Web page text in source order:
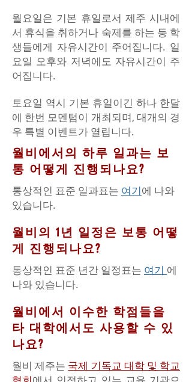
월요일은 기본 휴일로서 제주 시내에
서 휴식을 취하거나 숙제를 하는 등 학
생들에게 자유시간이 주어집니다. 일
요일 오후와 저녁에도 자유시간이 주
어집니다.
토요일 역시 기본 휴일이긴 하나 한달
에 한번 모멘텀이 개최되며, 대개의 경
우 특별 이벤트가 열립니다.
​월비에서의 하루 일과는 보
통 어떻게 진행되나요?
통상적인 표준 일과표는 여기에 나와
있습니다.
월비의 1년 일정은 보통 어떻
게 진행되나요?
통상적인 표준 년간 일정표는 여기 에
나와 있습니다.
월비에서 이수한 학점들을
타 대학에서도 사용할 수 있
나요?
월비 제주는 국제 기독교 대학 및 학교